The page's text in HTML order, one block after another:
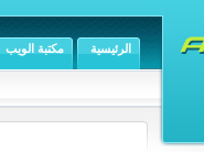
الرئيسية مكتبة الويب